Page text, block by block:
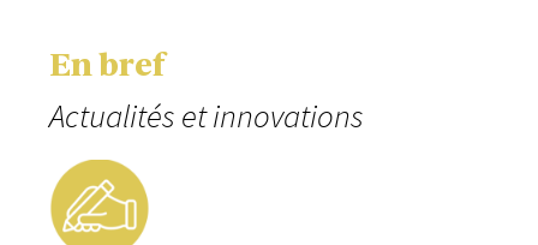
En bref
Actualités et innovations